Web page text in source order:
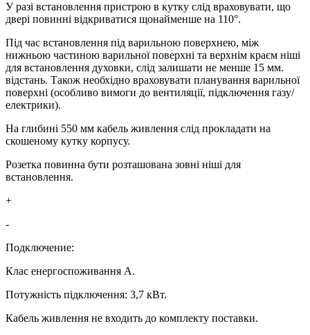
У разі встановлення пристрою в кутку слід враховувати, що
двері повинні відкриватися щонайменше на 110°.
Під час встановлення під варильною поверхнею, між
нижньою частиною варильної поверхні та верхнім краєм ніші
для встановлення духовки, слід залишати не менше 15 мм.
відстань. Також необхідно враховувати планування варильної
поверхні (особливо вимоги до вентиляції, підключення газу/
електрики).
На глибині 550 мм кабель живлення слід прокладати на
скошеному кутку корпусу.
Розетка повинна бути розташована зовні ніші для
встановлення.
+
-
Подключение:
Клас енергоспоживання А.
Потужність підключення: 3,7 кВт.
Кабель живлення не входить до комплекту поставки.